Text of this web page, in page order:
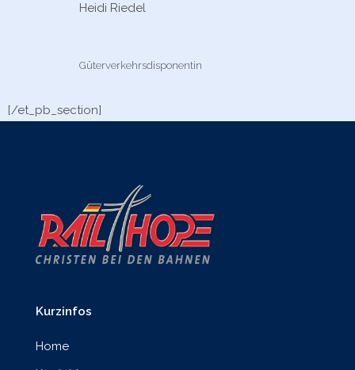
Heidi Riedel
Güterverkehrsdisponentin
[/et_pb_section]
Kurzinfos
Home